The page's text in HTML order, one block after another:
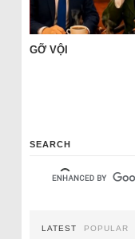
GỠ VỘI
SEARCH
LATEST POPULAR